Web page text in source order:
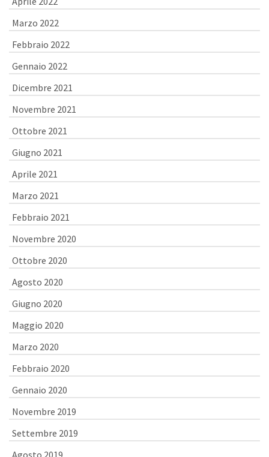
Marzo 2022
Febbraio 2022
Gennaio 2022
Dicembre 2021
Novembre 2021
Ottobre 2021
Giugno 2021
Aprile 2021
Marzo 2021
Febbraio 2021
Novembre 2020
Ottobre 2020
Agosto 2020
Giugno 2020
Maggio 2020
Marzo 2020
Febbraio 2020
Gennaio 2020
Novembre 2019
Settembre 2019
Agosto 2019